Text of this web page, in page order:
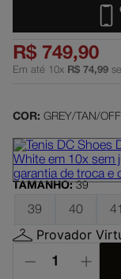
R$ 749,90
Em até 10x R$ 74,99
COR: GREY/TAN/
TAMANHO: 39
39 40 41
Provador
6º boné
moletom
9º anvil
10º regata